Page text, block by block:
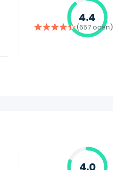
4.4
(657 ocen)
4.0